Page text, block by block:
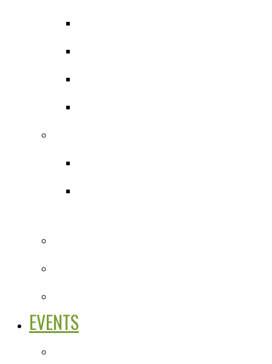
EVENTS